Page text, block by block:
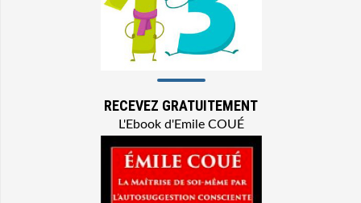
RECEVEZ GRATUITEMENT
L'Ebook d'Emile COUÉ